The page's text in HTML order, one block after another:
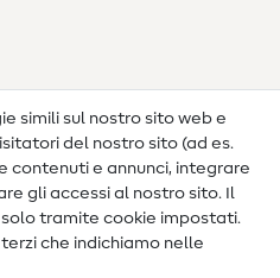
simili sul nostro sito web e
del nostro sito (ad es.
contenuti e annunci, integrare
gli accessi al nostro sito. Il
tramite cookie impostati.
che indichiamo nelle